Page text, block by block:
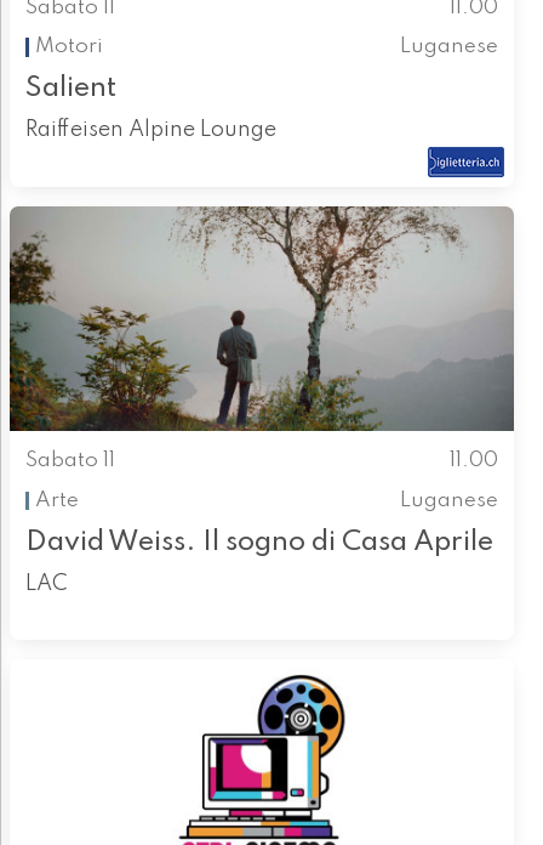
Sabato 11
11.00
Motori
Luganese
Salient
Raiffeisen Alpine Lounge
Sabato 11
11.00
Arte
Luganese
David Weiss. Il sogno di Casa Aprile
LAC